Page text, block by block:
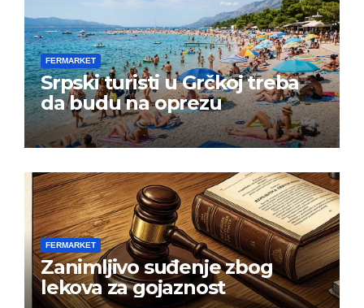
FERMARKET
Srpski turisti u Grčkoj treba
da budu na oprezu
FERMARKET
Zanimljivo suđenje zbog
lekova za gojaznost